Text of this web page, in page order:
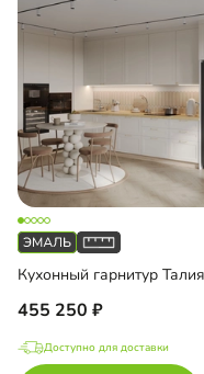
Кухонный гарнитур
455 250
Доступно для доставки